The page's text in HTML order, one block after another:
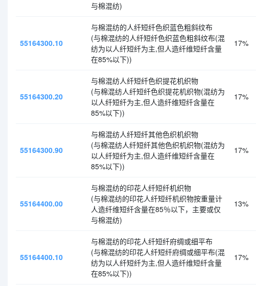
与棉混纺)
55164300.10
与棉混纺的人纤短纤色织蓝色粗斜纹布
(与棉混纺的人纤短纤色织蓝色粗斜纹布(混
纺为以人纤短纤为主,但人造纤维短纤含量
在85%以下))
17%
55164300.20
与棉混纺人纤短纤色织提花机织物
(与棉混纺人纤短纤色织提花机织物(混纺为
以人纤短纤为主,但人造纤维短纤含量在
85%以下))
17%
55164300.90
与棉混纺人纤短纤其他色织机织物
(与棉混纺人纤短纤其他色织机织物(混纺为
以人纤短纤为主,但人造纤维短纤含量在
85%以下))
17%
55164400.00
与棉混纺的印花人纤短纤机织物
(与棉混纺的印花人纤短纤机织物按重量计
人造纤维短纤含量在85％以下，主要或仅
与棉混纺)
13%
55164400.10
与棉混纺的印花人纤短纤府绸或细平布
(与棉混纺的印花人纤短纤府绸或细平布(混
纺为以人纤短纤为主,但人造纤维短纤含量
在85%以下))
17%